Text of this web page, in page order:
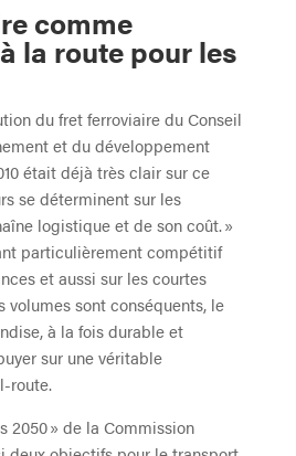
comme
la route pour les
du fret ferroviaire du Conseil
et du développement
était déjà très clair sur ce
se déterminent sur les
logistique et de son coût. »
particulièrement compétitif
et aussi sur les courtes
volumes sont conséquents, le
à la fois durable et
sur une véritable
route.
2050 » de la Commission